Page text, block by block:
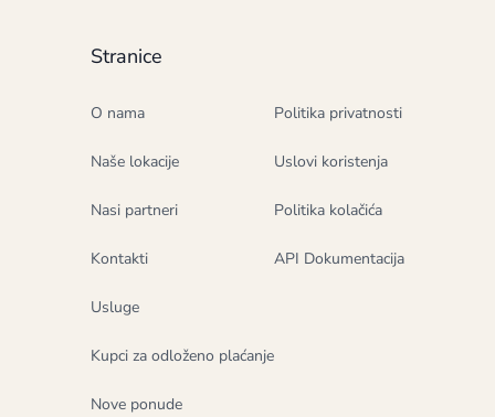
Stranice
O nama
Naše lokacije
Nasi partneri
Kontakti
Usluge
Kupci za odloženo plaćanje
Nove ponude
Politika privatnosti
Uslovi koristenja
Politika kolačića
API Dokumentacija